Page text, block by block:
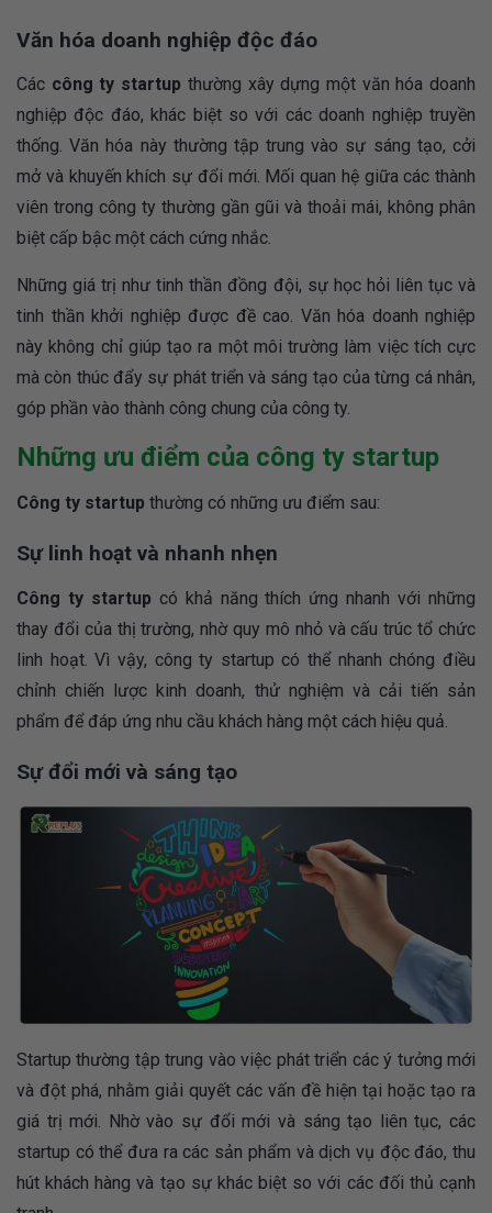
Văn hóa doanh nghiệp độc đáo
Các công ty startup thường xây dựng một văn hóa doanh
nghiệp độc đáo, khác biệt so với các doanh nghiệp truyền
thống. Văn hóa này thường tập trung vào sự sáng tạo, cởi
mở và khuyến khích sự đổi mới. Mối quan hệ giữa các thành
viên trong công ty thường gần gũi và thoải mái, không phân
biệt cấp bậc một cách cứng nhắc.
Những giá trị như tinh thần đồng đội, sự học hỏi liên tục và
tinh thần khởi nghiệp được đề cao. Văn hóa doanh nghiệp
này không chỉ giúp tạo ra một môi trường làm việc tích cực
mà còn thúc đẩy sự phát triển và sáng tạo của từng cá nhân,
góp phần vào thành công chung của công ty.
Những ưu điểm của công ty startup
Công ty startup thường có những ưu điểm sau:
Sự linh hoạt và nhanh nhẹn
Công ty startup có khả năng thích ứng nhanh với những
thay đổi của thị trường, nhờ quy mô nhỏ và cấu trúc tổ chức
linh hoạt. Vì vậy, công ty startup có thể nhanh chóng điều
chỉnh chiến lược kinh doanh, thử nghiệm và cải tiến sản
phẩm để đáp ứng nhu cầu khách hàng một cách hiệu quả.
Sự đổi mới và sáng tạo
Startup thường tập trung vào việc phát triển các ý tưởng mới
và đột phá, nhằm giải quyết các vấn đề hiện tại hoặc tạo ra
giá trị mới. Nhờ vào sự đổi mới và sáng tạo liên tục, các
startup có thể đưa ra các sản phẩm và dịch vụ độc đáo, thu
hút khách hàng và tạo sự khác biệt so với các đối thủ cạnh